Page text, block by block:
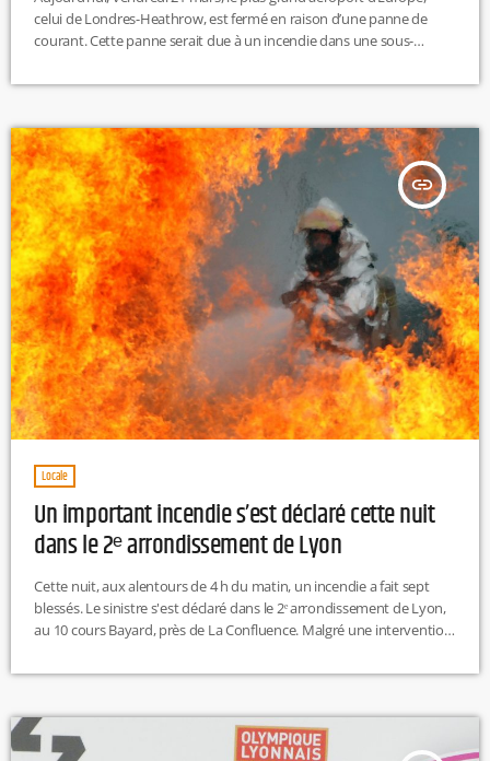
celui de Londres-Heathrow, est fermé en raison d’une panne de
courant. Cette panne serait due à un incendie dans une sous-
entraîne de nombreuses perturbations, et des annulations sont
départs, le vol de 13h30 à destination de Londres-Heathrow est
annulé. Du côté des arrivées, c’est celui de […]
insert_link
Locale
Un important incendie s’est déclaré cette nuit
dans le 2ᵉ arrondissement de Lyon
Cette nuit, aux alentours de 4 h du matin, un incendie a fait sept
blessés. Le sinistre s'est déclaré dans le 2ᵉ arrondissement de Lyon,
au 10 cours Bayard, près de La Confluence. Malgré une intervention
parties communes. L'origine du feu n'est pas encore connue, mais il
rapidement en charge les […]